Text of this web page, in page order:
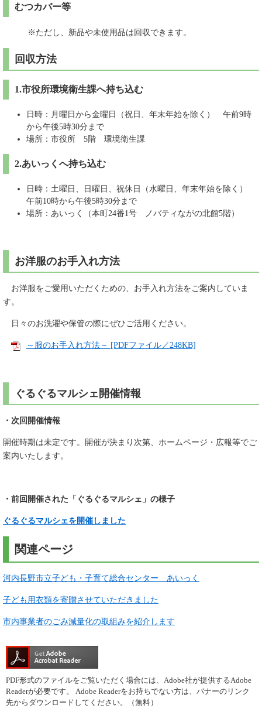
むつカバー等
※ただし、新品や未使用品は回収できます。
回収方法
1.市役所環境衛生課へ持ち込む
日時：月曜日から金曜日（祝日、年末年始を除く） 午前9時
から午後5時30分まで
場所：市役所 5階 環境衛生課
2.あいっくへ持ち込む
日時：土曜日、日曜日、祝休日（水曜日、年末年始を除く）
午前10時から午後5時30分まで
場所：あいっく（本町24番1号 ノバティながの北館5階）
お洋服のお手入れ方法
お洋服をご愛用いただくための、お手入れ方法をご案内していま
す。
日々のお洗濯や保管の際にぜひご活用ください。
～服のお手入れ方法～ [PDFファイル／248KB]
ぐるぐるマルシェ開催情報
・次回開催情報
開催時期は未定です。開催が決まり次第、ホームページ・広報等でご
案内いたします。
・前回開催された「ぐるぐるマルシェ」の様子​
ぐるぐるマルシェを開催しました
関連ページ
河内長野市立子ども・子育て総合センター あいっく
子ども用衣類を寄贈させていただきました
市内事業者のごみ減量化の取組みを紹介します
PDF形式のファイルをご覧いただく場合には、Adobe社が提供するAdobe
Readerが必要です。
Adobe Readerをお持ちでない方は、バナーのリンク
先からダウンロードしてください。（無料）